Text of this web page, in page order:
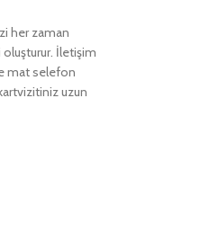
her zaman
oluşturur. İletişim
mat selefon
uzun